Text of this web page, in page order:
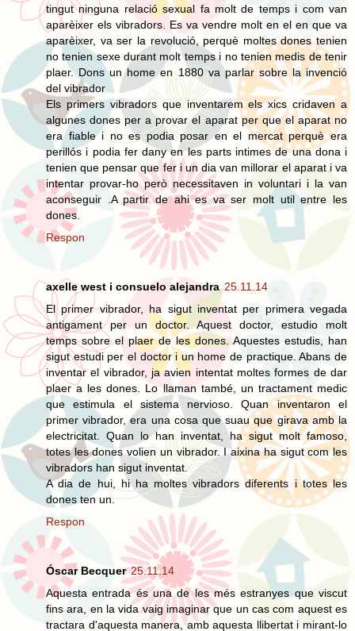
tingut ninguna relació sexual fa molt de temps i com van
aparèixer els vibradors. Es va vendre molt en el en que va
aparèixer, va ser la revolució, perquè moltes dones tenien
no tenien sexe durant molt temps i no tenien medis de tenir
plaer. Dons un home en 1880 va parlar sobre la invenció
del vibrador
Els primers vibradors que inventarem els xics cridaven a
algunes dones per a provar el aparat per que el aparat no
era fiable i no es podia posar en el mercat perquè era
perillós i podia fer dany en les parts intimes de una dona i
tenien que pensar que fer i un dia van millorar el aparat i va
intentar provar-ho però necessitaven in voluntari i la van
aconseguir .A partir de ahi es va ser molt util entre les
dones.
Respon
axelle west i consuelo alejandra 25.11.14
El primer vibrador, ha sigut inventat per primera vegada
antigament per un doctor. Aquest doctor, estudio molt
temps sobre el plaer de les dones. Aquestes estudis, han
sigut estudi per el doctor i un home de practique. Abans de
inventar el vibrador, ja avien intentat moltes formes de dar
plaer a les dones. Lo llaman també, un tractament medic
que estimula el sistema nervioso. Quan inventaron el
primer vibrador, era una cosa que suau que girava amb la
electricitat. Quan lo han inventat, ha sigut molt famoso,
totes les dones volien un vibrador. I aixina ha sigut com les
vibradors han sigut inventat.
A dia de hui, hi ha moltes vibradors diferents i totes les
dones ten un.
Respon
Óscar Becquer 25.11.14
Aquesta entrada és una de les més estranyes que viscut
fins ara, en la vida vaig imaginar que un cas com aquest es
tractara d'aquesta manera, amb aquesta llibertat i mirant-lo